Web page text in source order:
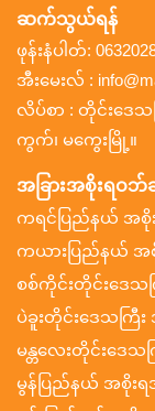
ဆက်သွယ်ရန်
ဖုန်းနံပါတ်:
အီးမေးလ် :
လိပ်စာ : တိုင်းဒေသ
ကွက်၊ မကွေးမြို့။
အခြားအစိုးရဝဘ်
ကရင်ပြည်နယ် အစို
ကယားပြည်နယ် အ
စစ်ကိုင်းတိုင်းဒေသ
ပဲခူးတိုင်းဒေသကြီ
မန္တလေးတိုင်းဒေသ
မွန်ပြည်နယ် အစိုး